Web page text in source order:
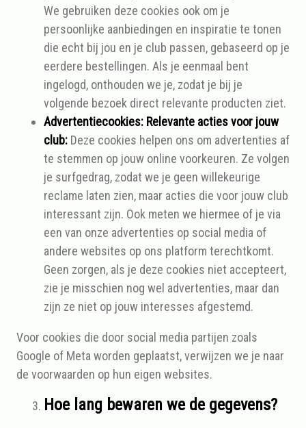
We gebruiken deze cookies ook om je
persoonlijke aanbiedingen en inspiratie te tonen
die echt bij jou en je club passen, gebaseerd op je
eerdere bestellingen. Als je eenmaal bent
ingelogd, onthouden we je, zodat je bij je
volgende bezoek direct relevante producten ziet.
Advertentiecookies: Relevante acties voor jouw
club: Deze cookies helpen ons om advertenties af
te stemmen op jouw online voorkeuren. Ze volgen
je surfgedrag, zodat we je geen willekeurige
reclame laten zien, maar acties die voor jouw club
interessant zijn. Ook meten we hiermee of je via
een van onze advertenties op social media of
andere websites op ons platform terechtkomt.
Geen zorgen, als je deze cookies niet accepteert,
zie je misschien nog wel advertenties, maar dan
zijn ze niet op jouw interesses afgestemd.
Voor cookies die door social media partijen zoals
Google of Meta worden geplaatst, verwijzen we je naar
de voorwaarden op hun eigen websites.
Hoe lang bewaren we de gegevens?